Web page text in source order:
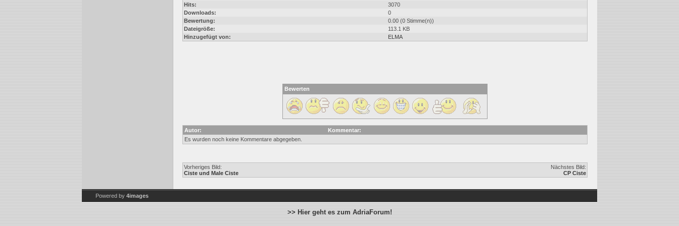
Hits:
3070
Downloads:
0
Bewertung:
0.00 (0 Stimme(n))
Dateigröße:
113.1 KB
Hinzugefügt von:
ELMA
Bewerten
Autor:
Kommentar:
Es wurden noch keine Kommentare abgegeben.
Vorheriges Bild:
Ciste und Male Ciste
Nächstes Bild:
CP Ciste
Powered by 4images
>> Hier geht es zum AdriaForum!